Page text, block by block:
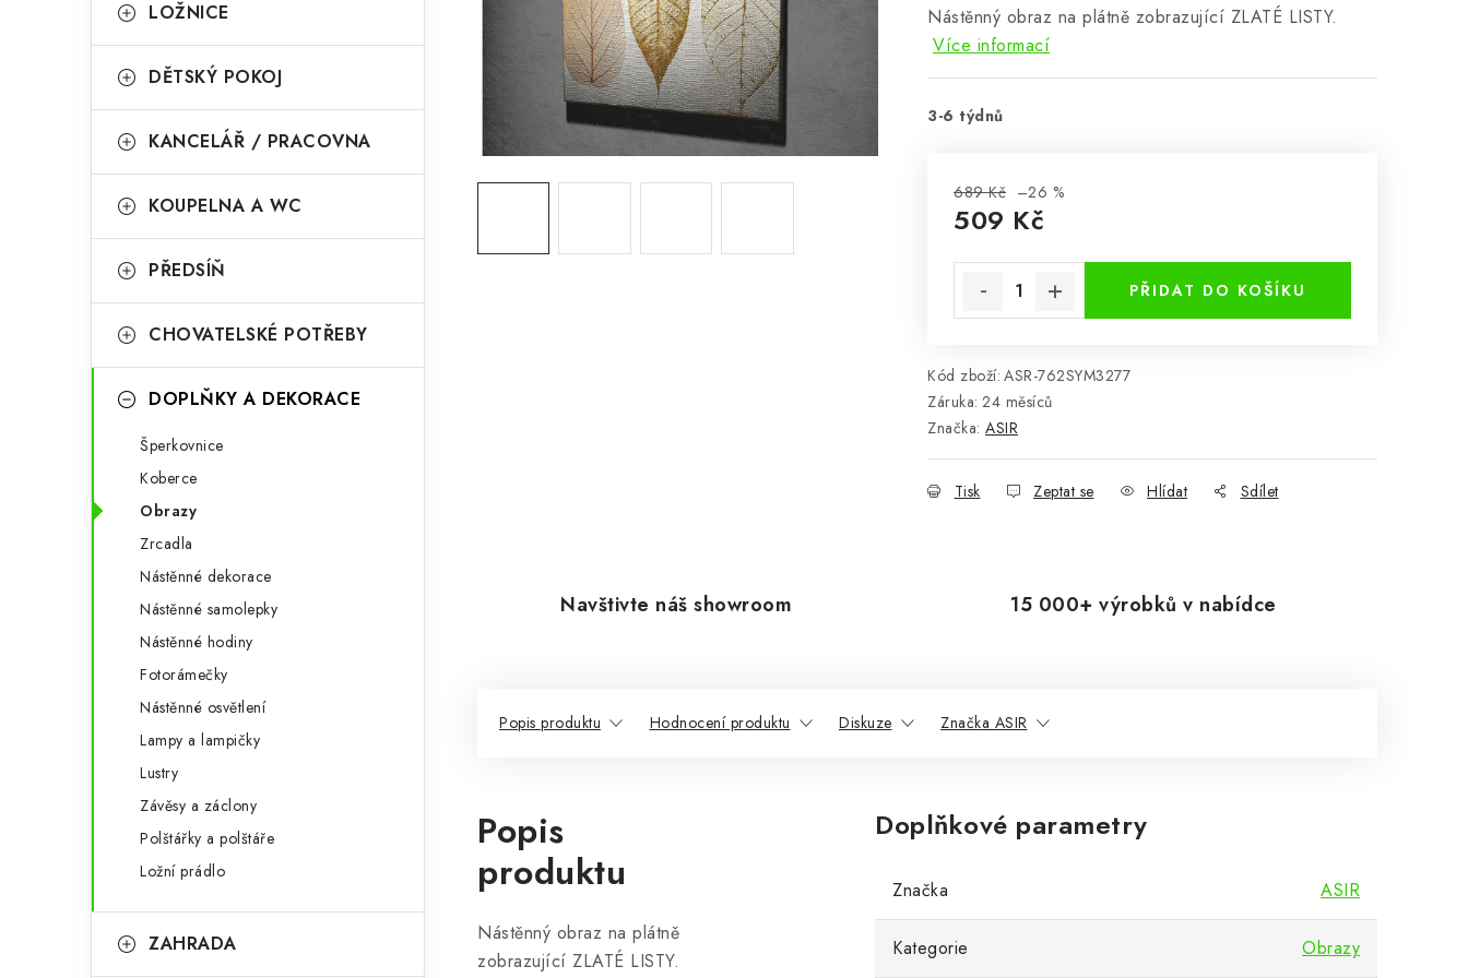
r
n
n
p
e
o
i
LOŽNICE
DĚTSKÝ POKOJ
KANCELÁŘ / PRACOVNA
KOUPELNA A WC
PŘEDSÍŇ
CHOVATELSKÉ POTŘEBY
DOPLŇKY A DEKORACE
Šperkovnice
Koberce
Obrazy
Zrcadla
Nástěnné dekorace
Nástěnné samolepky
Nástěnné hodiny
Fotorámečky
Nástěnné osvětlení
Lampy a lampičky
Lustry
Závěsy a záclony
Polštářky a polštáře
Ložní prádlo
ZAHRADA
Nástěnný obraz na plátně zobrazující ZLATÉ LISTY.
Více informací
3-6 týdnů
689 Kč –26 %
509 Kč
PŘIDAT DO KOŠÍKU
Kód zboží: ASR-762SYM3277
Záruka: 24 měsíců
Značka: ASIR
Tisk Zeptat se Hlídat Sdílet
Navštivte náš showroom 15 000+ výrobků v nabídce
Popis produktu Hodnocení produktu Diskuze Značka ASIR
Popis
produktu
Nástěnný obraz na plátně
zobrazující ZLATÉ LISTY.
Doplňkové parametry
Značka ASIR
Kategorie Obrazy